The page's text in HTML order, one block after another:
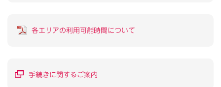
各エリアの利用可能時間について
手続きに関するご案内